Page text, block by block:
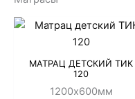
МАТРАЦ ДЕТСКИЙ ТИК
120
1200х600мм